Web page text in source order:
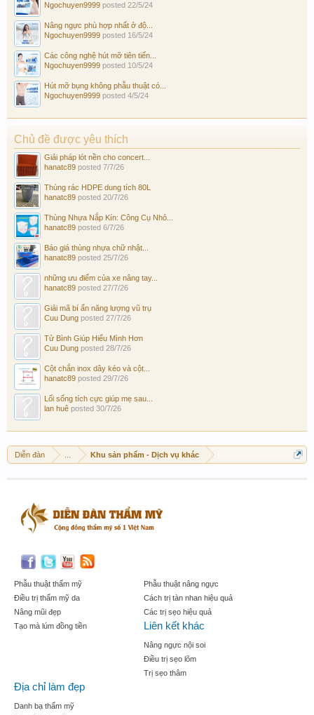
Ngochuyen9999 posted 22/5/24
Nâng ngực phù hợp nhất ở độ...
Ngochuyen9999 posted 16/5/24
Các công nghệ hút mỡ tiên tiến...
Ngochuyen9999 posted 10/5/24
Hút mỡ bụng không phẫu thuật có...
Ngochuyen9999 posted 4/5/24
Chủ đề được yêu thích
Giải pháp lót nền cho concert...
hanatc89 posted 7/7/26
Thùng rác HDPE dung tích 80L
hanatc89 posted 20/7/26
Thùng Nhựa Nắp Kín: Công Cụ Nhỏ...
hanatc89 posted 6/7/26
Báo giá thùng nhựa chữ nhật...
hanatc89 posted 25/7/26
những ưu điểm của xe nâng tay...
hanatc89 posted 27/7/26
Giải mã bí ẩn năng lượng vũ trụ
Cuu Dung posted 27/7/26
Tử Bình Giúp Hiểu Mình Hơn
Cuu Dung posted 28/7/26
Cột chắn inox dây kéo và cột...
hanatc89 posted 29/7/26
Lối sống tích cực giúp mẹ sau...
lan huê posted 30/7/26
Diễn đàn Khu sản phẩm - Dịch vụ khác
Phẫu thuật thẩm mỹ
Điều trị thẩm mỹ da
Nâng mũi đẹp
Tạo mà lúm đồng tiền
Phẫu thuật nâng ngực
Cách trị tàn nhan hiệu quả
Các trị sẹo hiệu quả
Liên kết khác
Nâng ngực nội soi
Điều trị sẹo lõm
Trị sẹo thâm
Địa chỉ làm đẹp
Danh bạ thẩm mỹ